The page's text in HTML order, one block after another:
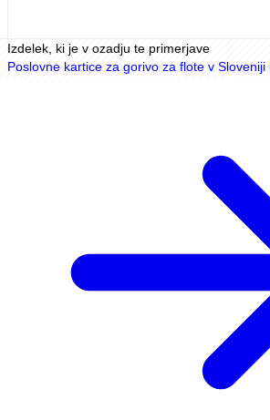
Izdelek, ki je v ozadju te primerjave
Poslovne kartice za gorivo za flote v Sloveniji